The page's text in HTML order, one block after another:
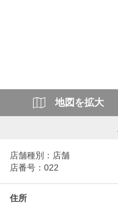
地図を拡大
店舗種別：店舗
店番号：022
住所